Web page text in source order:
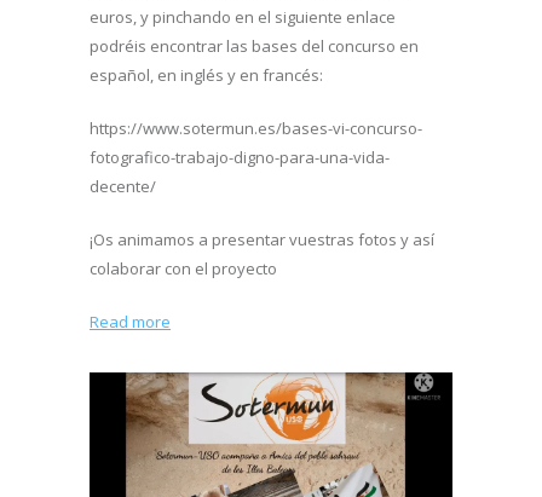
euros, y pinchando en el siguiente enlace
podréis encontrar las bases del concurso en
español, en inglés y en francés:
https://www.sotermun.es/bases-vi-concurso-
fotografico-trabajo-digno-para-una-vida-
decente/
¡Os animamos a presentar vuestras fotos y así
colaborar con el proyecto
Read more